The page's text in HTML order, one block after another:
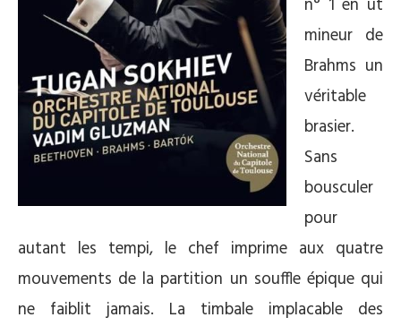
n° 1 en ut
mineur de
Brahms un
véritable
brasier.
Sans
bousculer
pour
autant les tempi, le chef imprime aux quatre
mouvements de la partition un souffle épique qui
ne faiblit jamais. La timbale implacable des